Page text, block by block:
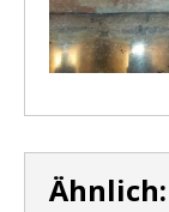
Ähnlich: